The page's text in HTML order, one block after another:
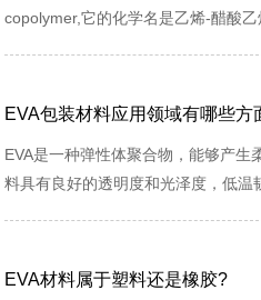
copolymer,它的化学名是乙烯-醋酸
手机保护套、EVA导管等。
EVA包装材料应用领域有哪些方
EVA是一种弹性体聚合物，能够产生
料具有良好的透明度和光泽度，低
EVA材料属于塑料还是橡胶?